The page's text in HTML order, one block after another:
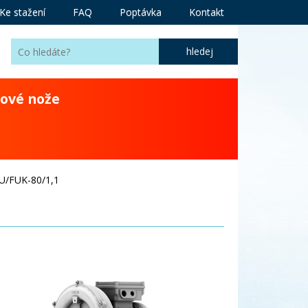
Ke stažení FAQ Poptávka Kontakt
nože
FUK-80/1,1